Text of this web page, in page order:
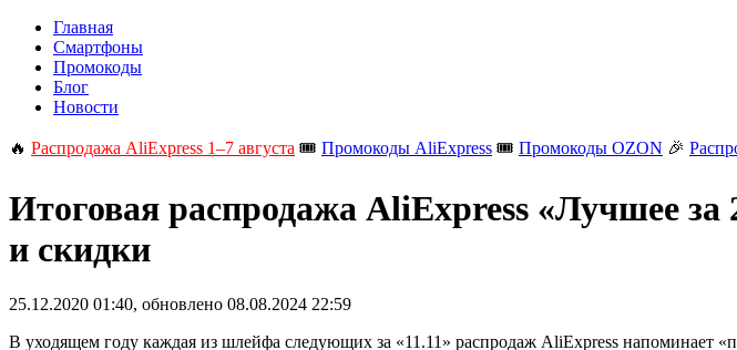
Главная
Смартфоны
Промокоды
Блог
Новости
🔥 Распродажа AliExpress 1–7 августа 🎟️ Промокоды AliExpress 🎟️ Промокоды OZON 🎉
Итоговая распродажа AliExpress «Лучшее
и скидки
25.12.2020 01:40, обновлено 08.08.2024 22:59
В уходящем году каждая из шлейфа следующих за «11.11» распродаж AliExpress напоминает